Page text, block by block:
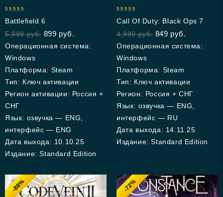
out of 5
Battlefield 6
5,999руб. 899 руб.
Операционная система:
Windows
Платформа: Steam
Тип: Ключ активации
Регион активации: Россия +
СНГ
Язык: озвучка — ENG,
интерфейс — ENG
Дата выхода: 10.10.25
Издание: Standard Edition
out of 5
Call Of Duty: Black Ops 7
4,999руб. 849 руб.
Операционная система:
Windows
Платформа: Steam
Тип: Ключ активации
Регион: Россия + СНГ
Язык: озвучка — ENG,
интерфейс — RU
Дата выхода: 14.11.25
Издание: Standard Edition
-88% -72%